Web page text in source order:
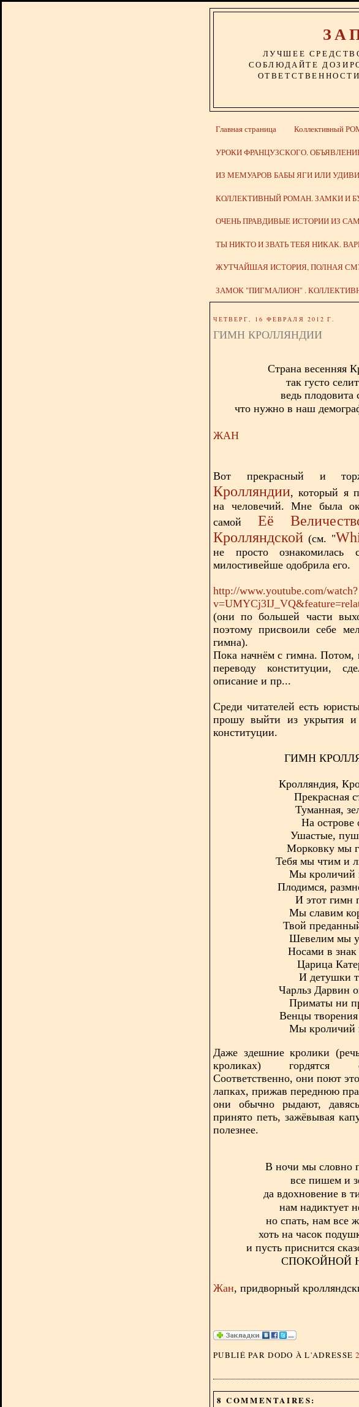
ЛУЧШЕЕ
СОБЛЮДАЙТЕ
Главная страница Коллективный
УРОКИ ФРАНЦУЗСКОГО.
ИЗ МЕМУАРОВ БАБЫ ЯГИ ИЛИ
КОЛЛЕКТИВНЫЙ РОМАН. ЗАМКИ И
ОЧЕНЬ ПРАВДИВЫЕ ИСТОРИИ ИЗ
ТЫ НИКТО И ЗВАТЬ ТЕБЯ НИКАК.
ЖУТЧАЙШАЯ ИСТОРИЯ, ПОЛНАЯ
ЗАМОК "ПИГМАЛИОН" .
ЧЕТВЕРГ, 16 ФЕВРАЛЯ 2012 Г.
ГИМН КРОЛЛЯНДИИ
Страна весенняя
так густо
ведь плодовита
что нужно в наш
ЖАН
Вот прекрасный и
Кролляндии, который я
на человечий. Мне была
самой Её
Кролляндской (см. "
не просто
милостивейше одобрила его.
http://www.youtube.com/watch?
(они по большей части
поэтому присвоили себе
гимна).
Пока начнём с гимна. Потом,
переводу конституции,
описание и пр...
Среди читателей есть
прошу выйти из укрытия и
конституции.
ГИМН
Кролляндия,
Прекрасная
Туманная,
На острове
Ушастые,
Морковку мы
Тебя мы чтим и
Мы кроличий
Плодимся,
И этот гимн
Мы славим
Твой
Шевелим мы
Носами в
Царица
И детушки
Чарльз Дарвин
Приматы ни
Венцы творения
Мы кроличий
Даже здешние кролики
кроликах) гордятся
Соответственно, они поют
лапках, прижав переднюю
они обычно рыдают,
принято петь, зажёвывая
полезнее.
В ночи мы словно
все пишем и
да вдохновение в
нам надиктует
но спать, нам все
хоть на часок
и пусть приснится
СПОКОЙНОЙ
Жан, придворный
PUBLIÉ PAR DODO À L'ADRESSE
8 COMMENTAIRES: